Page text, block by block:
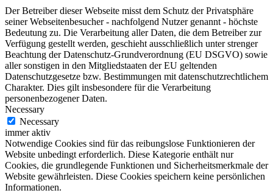
Der Betreiber dieser Webseite misst dem Schutz der Privatsphäre
seiner Webseitenbesucher - nachfolgend Nutzer genannt - höchste
Bedeutung zu. Die Verarbeitung aller Daten, die dem Betreiber zur
Verfügung gestellt werden, geschieht ausschließlich unter strenger
Beachtung der Datenschutz-Grundverordnung (EU DSGVO) sowie
aller sonstigen in den Mitgliedstaaten der EU geltenden
Datenschutzgesetze bzw. Bestimmungen mit datenschutzrechtlichem
Charakter. Dies gilt insbesondere für die Verarbeitung
personenbezogener Daten.
Necessary
Necessary
immer aktiv
Notwendige Cookies sind für das reibungslose Funktionieren der
Website unbedingt erforderlich. Diese Kategorie enthält nur
Cookies, die grundlegende Funktionen und Sicherheitsmerkmale der
Website gewährleisten. Diese Cookies speichern keine persönlichen
Informationen.